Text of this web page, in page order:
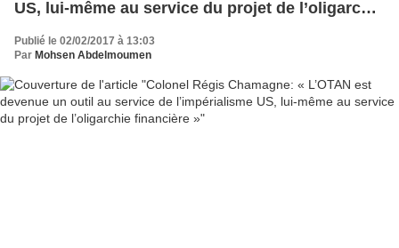
US, lui-même au service du projet de l’oligarchie
financière »
Publié le 02/02/2017 à 13:03
Par Mohsen Abdelmoumen